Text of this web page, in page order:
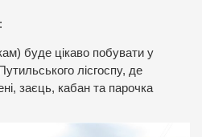
буде цікаво побувати у
лісгоспу, де
заєць, кабан та парочка